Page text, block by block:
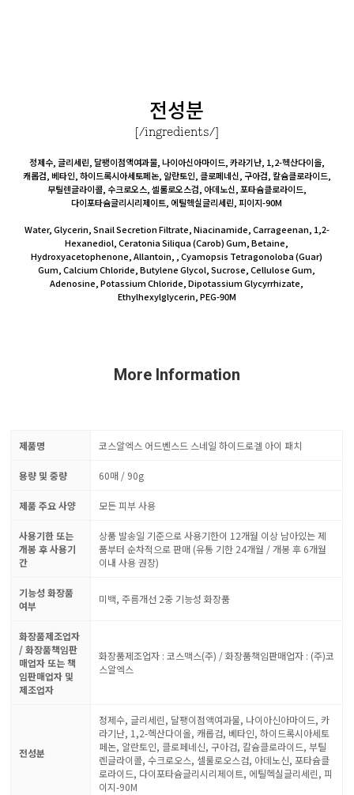
전성분
[/ingredients/]
정제수, 글리세린, 달팽이점액여과물, 나이아신아마이드, 카라기난, 1,2-헥산다이올,
캐롭검, 베타인, 하이드록시아세토페논, 알란토인, 클로페네신, 구아검, 칼슘클로라이드,
부틸렌글라이콜, 수크로오스, 셀룰로오스검, 아데노신, 포타슘클로라이드,
다이포타슘글리시리제이트, 에틸헥실글리세린, 피이지-90M
Water, Glycerin, Snail Secretion Filtrate, Niacinamide, Carrageenan, 1,2-
Hexanediol, Ceratonia Siliqua (Carob) Gum, Betaine,
Hydroxyacetophenone, Allantoin, , Cyamopsis Tetragonoloba (Guar)
Gum, Calcium Chloride, Butylene Glycol, Sucrose, Cellulose Gum,
Adenosine, Potassium Chloride, Dipotassium Glycyrrhizate,
Ethylhexylglycerin, PEG-90M
More Information
제품명 코스알엑스 어드벤스드 스네일 하이드로겔 아이 패치
용량 및 중량 60매 / 90g
제품 주요 사양 모든 피부 사용
사용기한 또는
개봉 후 사용기
간
상품 발송일 기준으로 사용기한이 12개월 이상 남아있는 제
품부터 순차적으로 판매 (유통 기한 24개월 / 개봉 후 6개월
이내 사용 권장)
기능성 화장품
여부
미백, 주름개선 2중 기능성 화장품
화장품제조업자
/ 화장품책임판
매업자 또는 책
임판매업자 및
제조업자
화장품제조업자 : 코스맥스(주) / 화장품책임판매업자 : (주)코
스알엑스
전성분
정제수, 글리세린, 달팽이점액여과물, 나이아신아마이드, 카
라기난, 1,2-헥산다이올, 캐롭검, 베타인, 하이드록시아세토
페논, 알란토인, 클로페네신, 구아검, 칼슘클로라이드, 부틸
렌글라이콜, 수크로오스, 셀룰로오스검, 아데노신, 포타슘클
로라이드, 다이포타슘글리시리제이트, 에틸헥실글리세린, 피
이지-90M